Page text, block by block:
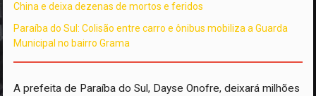
China e deixa dezenas de mortos e feridos
Paraíba do Sul: Colisão entre carro e ônibus mobiliza a Guarda
Municipal no bairro Grama
A prefeita de Paraíba do Sul, Dayse Onofre, deixará milhões